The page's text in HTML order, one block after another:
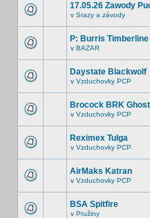
17.05.26 Zawody
v Srazy a závody
P: Burris
v BAZAR
Daystate Blackwolf
v Vzduchovky PCP
Brocock BRK Ghost
v Vzduchovky PCP
Reximex Tulga
v Vzduchovky PCP
AirMaks Katran
v Vzduchovky PCP
BSA Spitfire
v Pružiny